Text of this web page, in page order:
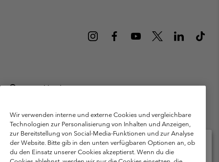
Deutschland
München Deutschland. Alle Rechte vorbehalten.
Nutzungsbedingungen
Allgemeine Verkaufsbedingungen
Garantie
Datenschutzerklärung
Bestimmungen und Bedingungen des Mitglieder Programms
Wir verwenden interne und externe Cookies und vergleichbare
Technologien zur Personalisierung von Inhalten und Anzeigen,
zur Bereitstellung von Social-Media-Funktionen und zur Analyse
der Website. Bitte gib in den unten verfügbaren Optionen an, ob
du den Einsatz unserer Cookies akzeptierst. Wenn du die